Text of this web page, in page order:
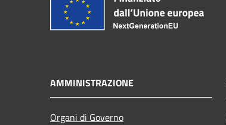
AMMINISTRAZIONE
Organi di Governo